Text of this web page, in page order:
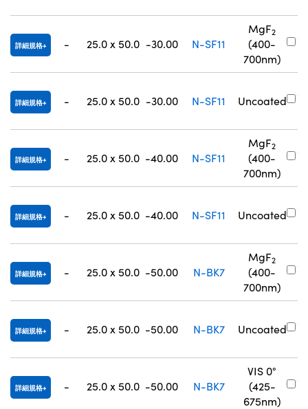
詳細規格 - 25.0 x 50.0 -30.00 N-SF11
MgF2
(400-
700nm)
詳細規格 - 25.0 x 50.0 -30.00 N-SF11 Uncoated
詳細規格 - 25.0 x 50.0 -40.00 N-SF11
MgF2
(400-
700nm)
詳細規格 - 25.0 x 50.0 -40.00 N-SF11 Uncoated
詳細規格 - 25.0 x 50.0 -50.00 N-BK7
MgF2
(400-
700nm)
詳細規格 - 25.0 x 50.0 -50.00 N-BK7 Uncoated
詳細規格 - 25.0 x 50.0 -50.00 N-BK7
VIS 0°
(425-
675nm)